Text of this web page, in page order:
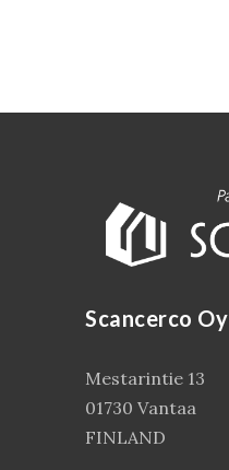
Scancerco Oy
Mestarintie 13
01730 Vantaa
FINLAND